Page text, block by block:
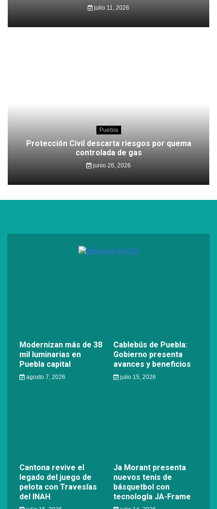
julio 11, 2026
Puebla
Protección Civil descarta riesgos por quema
controlada de gas
junio 26, 2026
Modernizan más de 38
mil luminarias en
Puebla capital
agosto 7, 2026
Cablebús de Puebla:
Gobierno presenta
avances y beneficios
julio 15, 2026
Cantona revive el
legado del juego de
pelota con Travesías
del INAH
Ja Morant presenta
nuevos tenis de
básquetbol con
tecnología JA-Frame